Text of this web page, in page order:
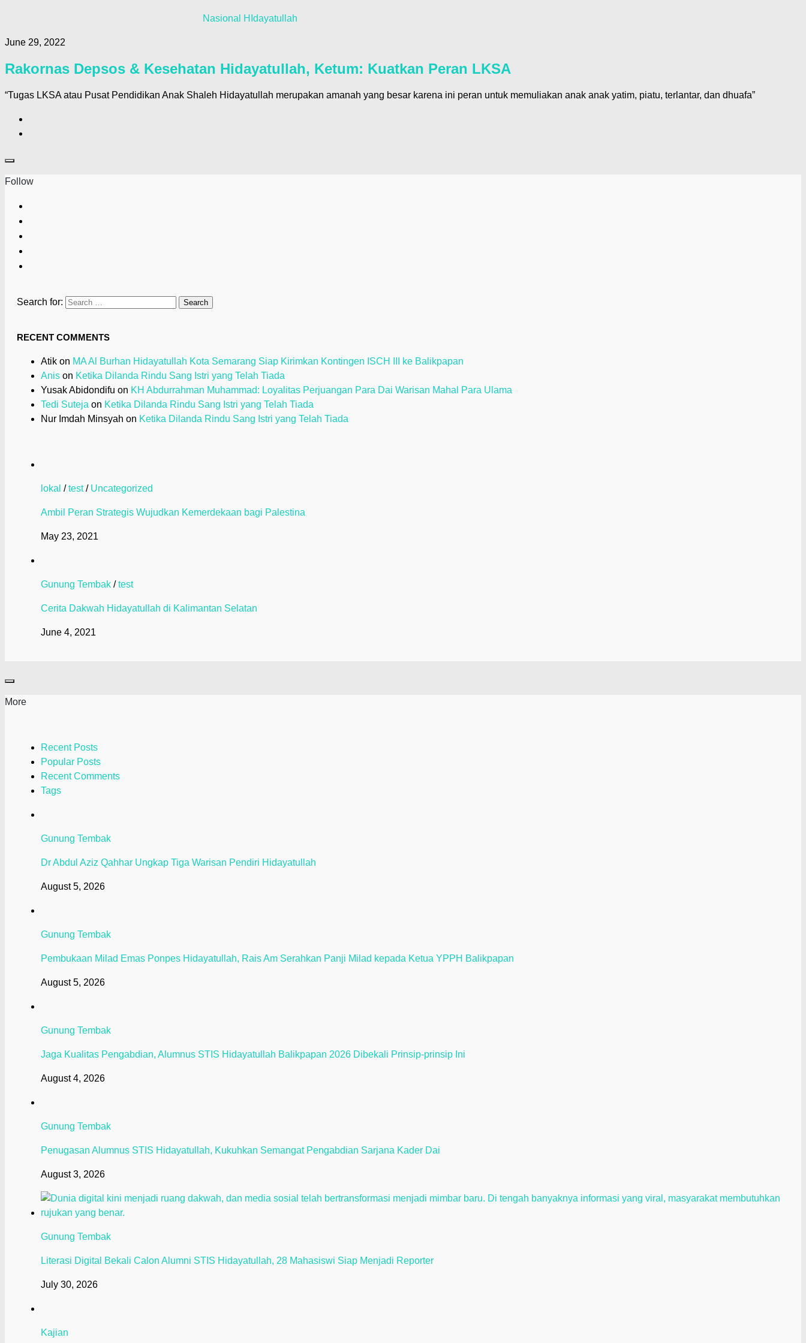
Nasional HIdayatullah
June 29, 2022
Rakornas Depsos & Kesehatan Hidayatullah, Ketum: Kuatkan Peran LKSA
“Tugas LKSA atau Pusat Pendidikan Anak Shaleh Hidayatullah merupakan amanah yang besar karena ini peran untuk memuliakan anak anak yatim, piatu, terlantar, dan dhuafa”
Follow
Search for:
RECENT COMMENTS
Atik on MA Al Burhan Hidayatullah Kota Semarang Siap Kirimkan Kontingen ISCH III ke Balikpapan
Anis on Ketika Dilanda Rindu Sang Istri yang Telah Tiada
Yusak Abidondifu on KH Abdurrahman Muhammad: Loyalitas Perjuangan Para Dai Warisan Mahal Para Ulama
Tedi Suteja on Ketika Dilanda Rindu Sang Istri yang Telah Tiada
Nur Imdah Minsyah on Ketika Dilanda Rindu Sang Istri yang Telah Tiada
lokal /test/ Uncategorized
Ambil Peran Strategis Wujudkan Kemerdekaan bagi Palestina
May 23, 2021
Gunung Tembak /test
Cerita Dakwah Hidayatullah di Kalimantan Selatan
June 4, 2021
More
Recent Posts
Popular Posts
Recent Comments
Tags
Gunung Tembak
Dr Abdul Aziz Qahhar Ungkap Tiga Warisan Pendiri Hidayatullah
August 5, 2026
Gunung Tembak
Pembukaan Milad Emas Ponpes Hidayatullah, Rais Am Serahkan Panji Milad kepada Ketua YPPH Balikpapan
August 5, 2026
Gunung Tembak
Jaga Kualitas Pengabdian, Alumnus STIS Hidayatullah Balikpapan 2026 Dibekali Prinsip-prinsip Ini
August 4, 2026
Gunung Tembak
Penugasan Alumnus STIS Hidayatullah, Kukuhkan Semangat Pengabdian Sarjana Kader Dai
August 3, 2026
Gunung Tembak
Literasi Digital Bekali Calon Alumni STIS Hidayatullah, 28 Mahasiswi Siap Menjadi Reporter
July 30, 2026
Kajian